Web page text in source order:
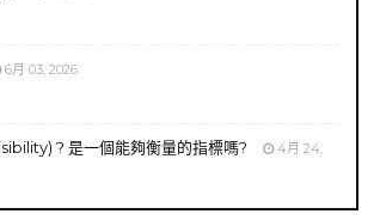
6月 03, 2026
? 是一個能夠衡量的指標嗎?
4月 24,